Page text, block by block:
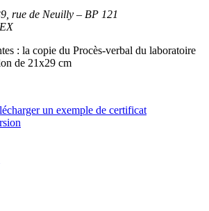
rue de Neuilly – BP 121
: la copie du Procès-verbal du laboratoire
de 21x29 cm
un exemple de certificat